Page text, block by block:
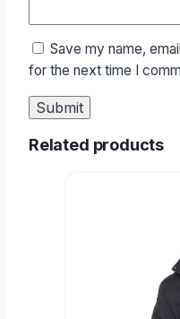
Save my name,
for the next time I
Related products